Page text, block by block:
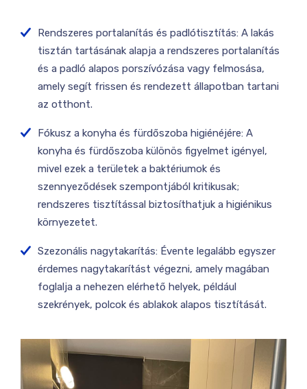
Rendszeres portalanítás és padlótisztítás: A lakás
tisztán tartásának alapja a rendszeres portalanítás
és a padló alapos porszívózása vagy felmosása,
amely segít frissen és rendezett állapotban tartani
az otthont.
Fókusz a konyha és fürdőszoba higiénéjére: A
konyha és fürdőszoba különös figyelmet igényel,
mivel ezek a területek a baktériumok és
szennyeződések szempontjából kritikusak;
rendszeres tisztítással biztosíthatjuk a higiénikus
környezetet.
Szezonális nagytakarítás: Évente legalább egyszer
érdemes nagytakarítást végezni, amely magában
foglalja a nehezen elérhető helyek, például
szekrények, polcok és ablakok alapos tisztítását.